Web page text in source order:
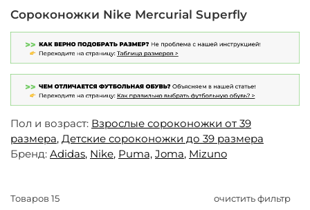
Сороконожки Nike Mercurial Superfly
Пол и возраст: Взрослые сороконожки от 39
размера, Детские сороконожки до 39 размера
Бренд: Adidas, Nike, Puma, Joma, Mizuno
Товаров 15 очистить фильтр